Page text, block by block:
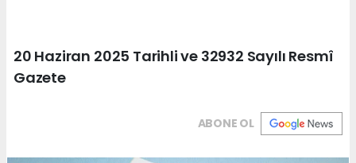
20 Haziran 2025 Tarihli ve 32932 Sayılı Resmî
Gazete
ABONE OL